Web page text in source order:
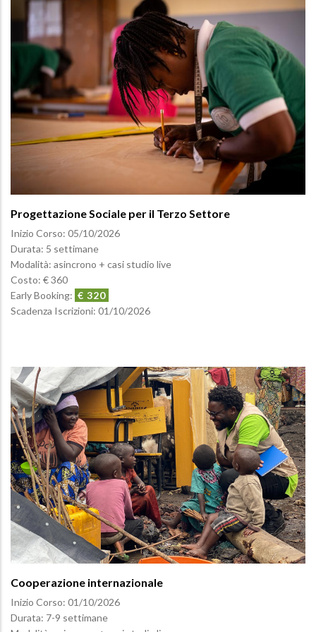
Progettazione Sociale per il Terzo Settore
Inizio Corso: 05/10/2026
Durata: 5 settimane
Modalità: asincrono + casi studio live
Costo: € 360
Early Booking: € 320
Scadenza Iscrizioni: 01/10/2026
Cooperazione internazionale
Inizio Corso: 01/10/2026
Durata: 7-9 settimane